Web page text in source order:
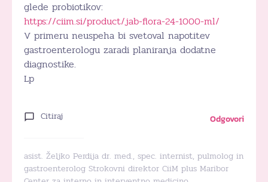
glede probiotikov:
https://ciim.si/product/jab-flora-24-1000-ml/
V primeru neuspeha bi svetoval napotitev
gastroenterologu zaradi planiranja dodatne
diagnostike.
Lp
Citiraj Odgovori
asist. Željko Perdija dr. med., spec. internist, pulmolog in
gastroenterolog Strokovni direktor CiiM plus Maribor